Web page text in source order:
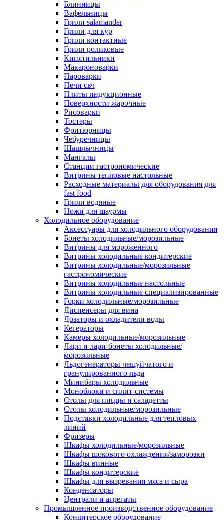
Блинницы
Вафельницы
Грили salamander
Грили для кур
Грили контактные
Грили роликовые
Кипятильники
Макароноварки
Пароварки
Печи свч
Плиты индукционные
Поверхности жарочные
Рисоварки
Тостеры
Фритюрницы
Чебуречницы
Шашлычницы
Мангалы
Станции гастрономические
Витрины тепловые настольные
Расходные материалы для оборудования для
fast food
Грили водяные
Ножи для шаурмы
Холодильное оборудование
Аксессуары для холодильного оборудования
Бонеты холодильные/морозильные
Витрины для мороженного
Витрины холодильные кондитерские
Витрины холодильные/морозильные
гастрономические
Витрины холодильные настольные
Витрины холодильные специализированные
Горки холодильные/морозильные
Диспенсеры для вина
Дозаторы и охладители воды
Кегераторы
Камеры холодильные/морозильные
Лари и лари-бонеты холодильные/
морозильные
Льдогенераторы чешуйчатого и
гранулированного льда
Минибары холодильные
Моноблоки и сплит-системы
Столы для пиццы и саладетты
Столы холодильные/морозильные
Подставки холодильные для тепловых
линий
Фризеры
Шкафы холодильные/морозильные
Шкафы шокового охлаждения/заморозки
Шкафы винные
Шкафы кондитерские
Шкафы для вызревания мяса и сыра
Конденсаторы
Централи и агрегаты
Промышленное производственное оборудование
Кондитерское оборудование